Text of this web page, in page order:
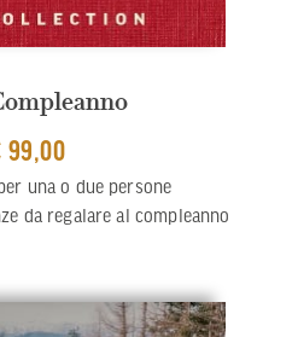
99,00
una o due persone
da regalare al compleanno